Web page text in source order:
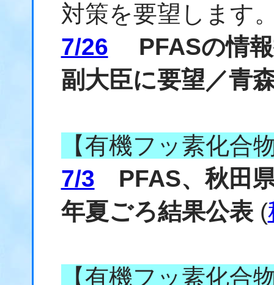
対策を要望します
7/26 PFASの情報
副大臣に要望／青
【有機フッ素化合
7/3 PFAS、秋田
年夏ごろ結果公表(
【有機フッ素化合